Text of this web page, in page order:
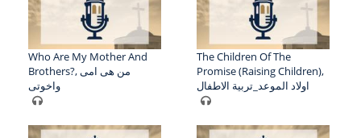
Who Are My Mother And
Brothers?, من هى امى
واخوتى
The Children Of The
Promise (Raising Children),
اولاد الموعد_تربية الاطفال